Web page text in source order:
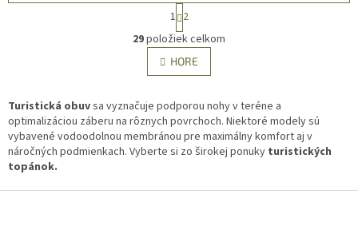
O
v
l
á
a
c
i
e
S
t
r
á
n
k
v
a
n
i
e
1 2
29položiek celkom
HORE
Turistická obuvsa vyznačuje podporou nohy v teréne a
optimalizáciou záberu na rôznych povrchoch. Niektoré modely sú
vybavené vodoodolnou membránou pre maximálny komfort aj v
náročných podmienkach. Vyberte si zo širokej ponuky turistických
topánok.